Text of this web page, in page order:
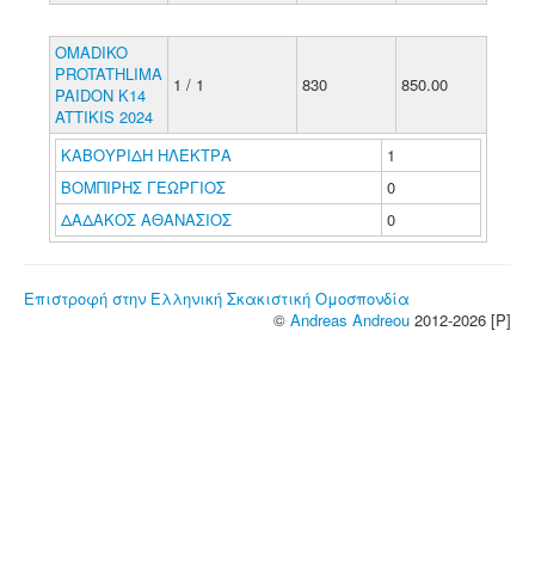
OMADIKO
PROTATHLIMA
PAIDON K14
ATTIKIS 2024
1 / 1 830 850.00
ΚΑΒΟΥΡΙΔΗ ΗΛΕΚΤΡΑ
1
ΒΟΜΠΙΡΗΣ ΓΕΩΡΓΙΟΣ
0
ΔΑΔΑΚΟΣ ΑΘΑΝΑΣΙΟΣ
0
Επιστροφή στην Ελληνική Σκακιστική Ομοσπονδία
© Andreas Andreou 2012-2026 [P]